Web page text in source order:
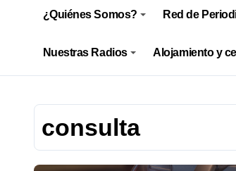
¿Quiénes Somos? Red de
Nuestras Radios Alojamiento y
consulta